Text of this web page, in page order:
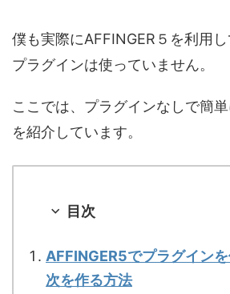
僕も実際にAFFINGER５を利用
プラグインは使っていません。
ここでは、プラグインなしで簡
を紹介しています。
目次
AFFINGER5でプラグインを
次を作る方法